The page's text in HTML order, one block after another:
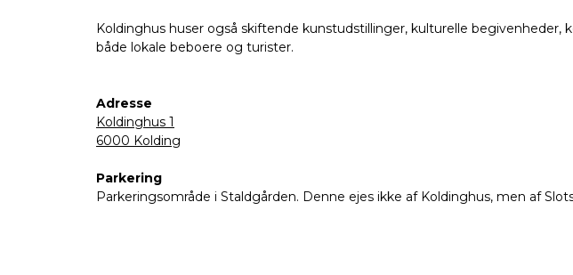
Koldinghus huser også skiftende kunstudstillinger, kulturelle
både lokale beboere og turister.
Adresse
Koldinghus 1
6000 Kolding
Parkering
Parkeringsområde i Staldgården. Denne ejes ikke af Koldinghus, men af